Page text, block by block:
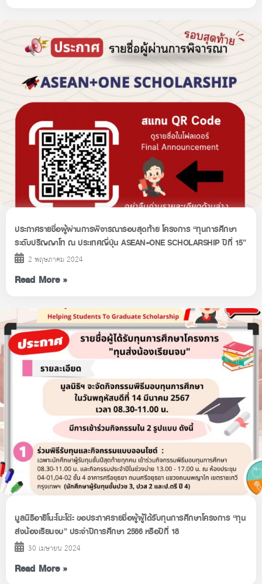
ประกาศรายชื่อผู้ผ่านการพิจารณารอบสุดท้าย โครงการ “ทุนการศึกษา
ระดับปริญญาโท ณ ประเทศญี่ปุ่น ASEAN+ONE SCHOLARSHIP ปีที่ 15”
2 พฤษภาคม 2024
Read More »
มูลนิธิอายิโนะโมะโต๊ะ ขอประกาศรายชื่อผู้ผู้ได้รับทุนการศึกษาโครงการ “ทุน
ส่งน้องเรียนจบ” ประจำปีการศึกษา 2566 หรือปีที่ 18
30 เมษายน 2024
Read More »